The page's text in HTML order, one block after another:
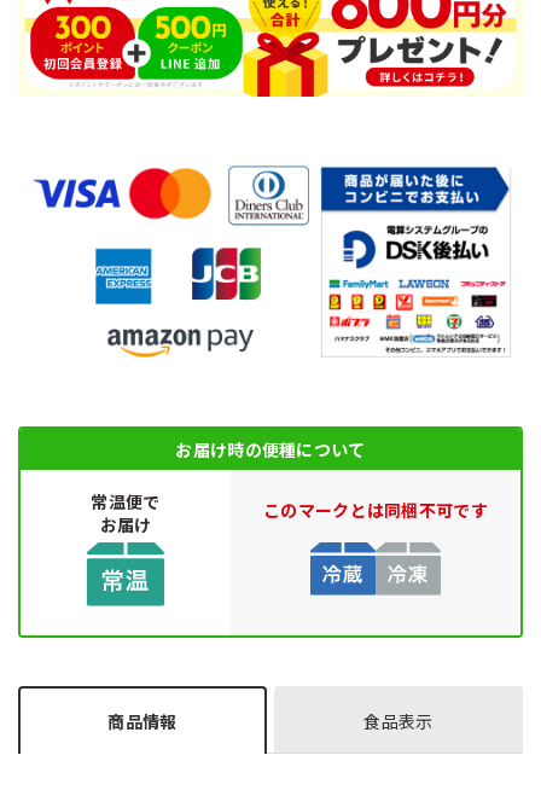
お届け時の便種について
常温便で
お届け
このマークとは同梱不可です
商品情報 食品表示